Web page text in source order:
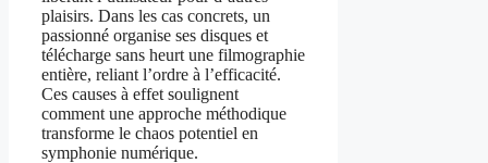
plaisirs. Dans les cas concrets, un
passionné organise ses disques et
télécharge sans heurt une filmographie
entière, reliant l’ordre à l’efficacité.
Ces causes à effet soulignent
comment une approche méthodique
transforme le chaos potentiel en
symphonie numérique.